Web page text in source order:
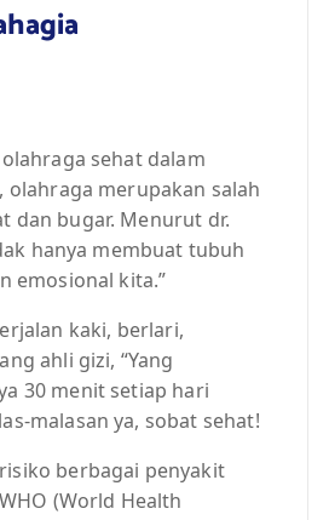
sehat dalam
olahraga merupakan salah
dan bugar. Menurut dr.
hanya membuat tubuh
emosional kita.”
kaki, berlari,
ahli gizi, “Yang
30 menit setiap hari
malasan ya, sobat sehat!
berbagai penyakit
(World Health